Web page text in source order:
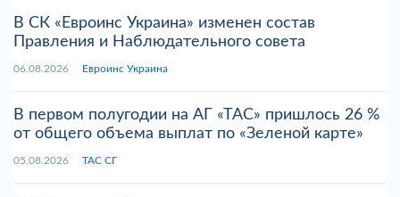
В СК «Евроинс Украина» изменен состав
Правления и Наблюдательного совета
06.08.2026 Евроинс Украина
В первом полугодии на АГ «ТАС» пришлось 26 %
от общего объема выплат по «Зеленой карте»
05.08.2026 ТАС СГ